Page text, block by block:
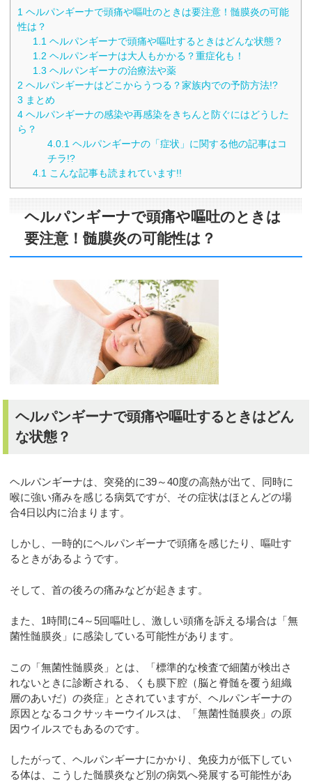
1 ヘルパンギーナで頭痛や嘔吐のときは要注意！髄膜炎の可能
性は？
1.1 ヘルパンギーナで頭痛や嘔吐するときはどんな状態？
1.2 ヘルパンギーナは大人もかかる？重症化も！
1.3 ヘルパンギーナの治療法や薬
2 ヘルパンギーナはどこからうつる？家族内での予防方法!?
3 まとめ
4 ヘルパンギーナの感染や再感染をきちんと防ぐにはどうした
ら？
4.0.1 ヘルパンギーナの「症状」に関する他の記事はコ
チラ!?
4.1 こんな記事も読まれています!!
ヘルパンギーナで頭痛や嘔吐のときは
要注意！髄膜炎の可能性は？
ヘルパンギーナで頭痛や嘔吐するときはどん
な状態？
ヘルパンギーナは、突発的に39～40度の高熱が出て、同時に
喉に強い痛みを感じる病気ですが、その症状はほとんどの場
合4日以内に治まります。
しかし、一時的にヘルパンギーナで頭痛を感じたり、嘔吐す
るときがあるようです。
そして、首の後ろの痛みなどが起きます。
また、1時間に4～5回嘔吐し、激しい頭痛を訴える場合は「無
菌性髄膜炎」に感染している可能性があります。
この「無菌性髄膜炎」とは、「標準的な検査で細菌が検出さ
れないときに診断される、くも膜下腔（脳と脊髄を覆う組織
層のあいだ）の炎症」とされていますが、ヘルパンギーナの
原因となるコクサッキーウイルスは、「無菌性髄膜炎」の原
因ウイルスでもあるのです。
したがって、ヘルパンギーナにかかり、免疫力が低下してい
る体は、こうした髄膜炎など別の病気へ発展する可能性があ